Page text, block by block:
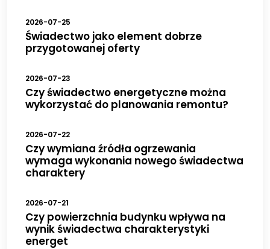
2026-07-25
Świadectwo jako element dobrze
przygotowanej oferty
2026-07-23
Czy świadectwo energetyczne można
wykorzystać do planowania remontu?
2026-07-22
Czy wymiana źródła ogrzewania
wymaga wykonania nowego świadectwa
charaktery
2026-07-21
Czy powierzchnia budynku wpływa na
wynik świadectwa charakterystyki
energet